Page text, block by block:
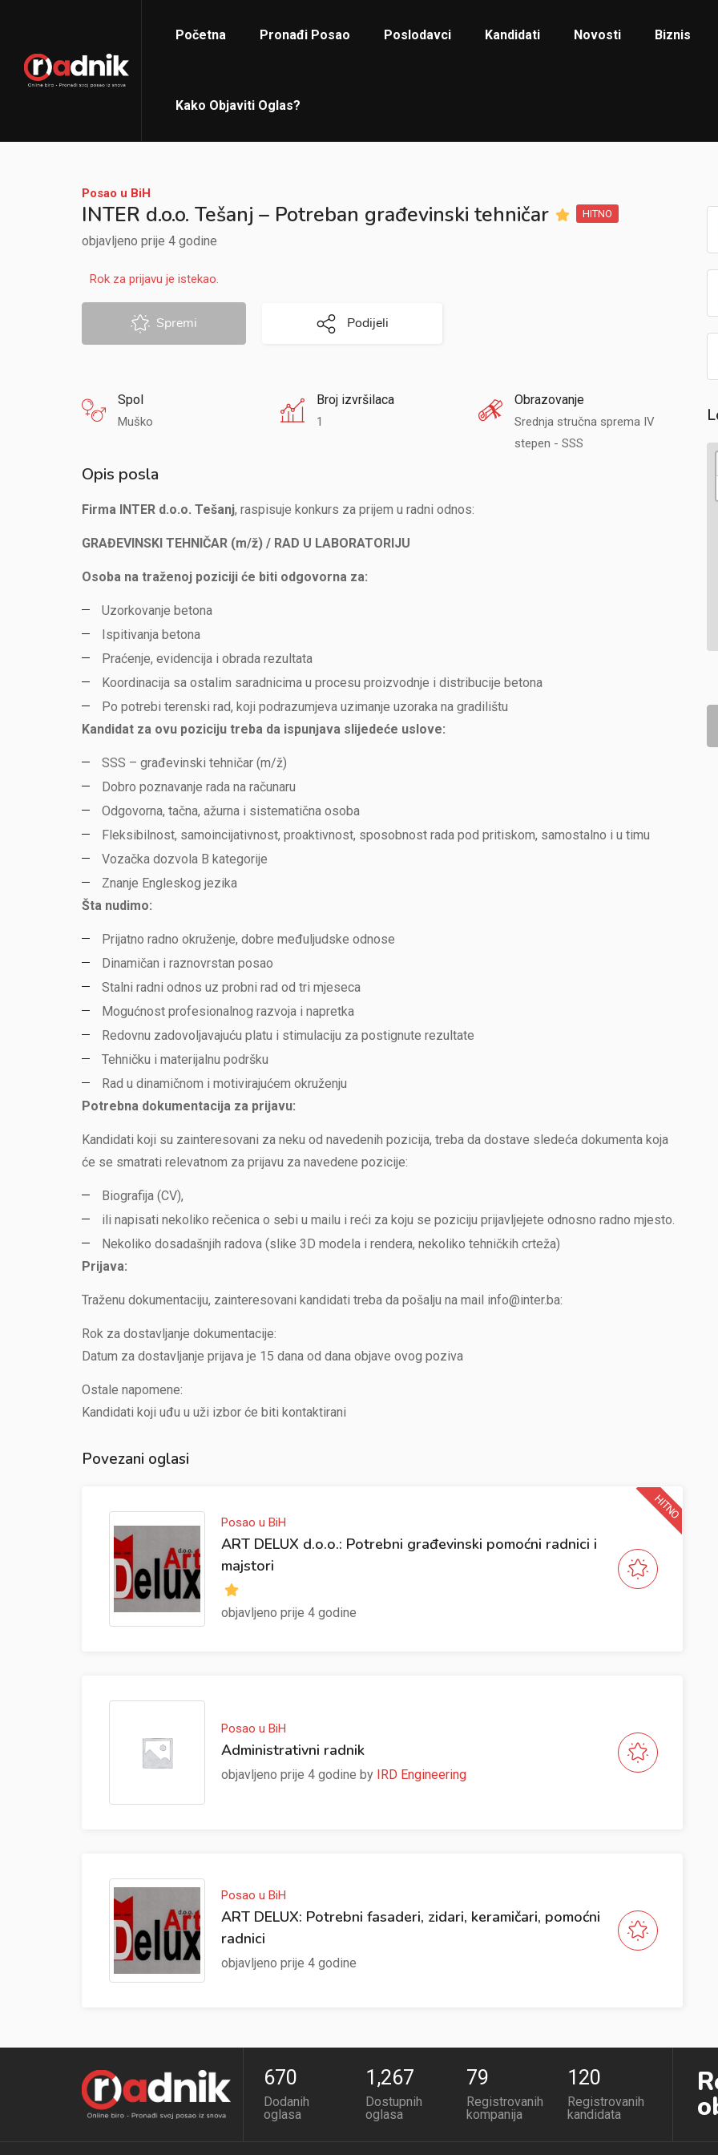
Početna Pronađi Posao Poslodavci Kandidati Novosti Biznis
Kako Objaviti Oglas?
Posao u BiH
INTER d.o.o. Tešanj – Potreban građevinski tehničar HITNO
objavljeno prije 4 godine
Rok za prijavu je istekao.
Spremi Podijeli
Spol
Muško
Broj izvršilaca
1
Obrazovanje
Srednja stručna sprema IV
stepen - SSS
Opis posla
Firma INTER d.o.o. Tešanj, raspisuje konkurs za prijem u radni odnos:
GRAĐEVINSKI TEHNIČAR (m/ž) / RAD U LABORATORIJU
Osoba na traženoj poziciji će biti odgovorna za:
Uzorkovanje betona
Ispitivanja betona
Praćenje, evidencija i obrada rezultata
Koordinacija sa ostalim saradnicima u procesu proizvodnje i distribucije betona
Po potrebi terenski rad, koji podrazumjeva uzimanje uzoraka na gradilištu
Kandidat za ovu poziciju treba da ispunjava slijedeće uslove:
SSS – građevinski tehničar (m/ž)
Dobro poznavanje rada na računaru
Odgovorna, tačna, ažurna i sistematična osoba
Fleksibilnost, samoincijativnost, proaktivnost, sposobnost rada pod pritiskom, samostalno i u timu
Vozačka dozvola B kategorije
Znanje Engleskog jezika
Šta nudimo:
Prijatno radno okruženje, dobre međuljudske odnose
Dinamičan i raznovrstan posao
Stalni radni odnos uz probni rad od tri mjeseca
Mogućnost profesionalnog razvoja i napretka
Redovnu zadovoljavajuću platu i stimulaciju za postignute rezultate
Tehničku i materijalnu podršku
Rad u dinamičnom i motivirajućem okruženju
Potrebna dokumentacija za prijavu:
Kandidati koji su zainteresovani za neku od navedenih pozicija, treba da dostave sledeća dokumenta koja
će se smatrati relevatnom za prijavu za navedene pozicije:
Biografija (CV),
ili napisati nekoliko rečenica o sebi u mailu i reći za koju se poziciju prijavljejete odnosno radno mjesto.
Nekoliko dosadašnjih radova (slike 3D modela i rendera, nekoliko tehničkih crteža)
Prijava:
Traženu dokumentaciju, zainteresovani kandidati treba da pošalju na mail info@inter.ba:
Rok za dostavljanje dokumentacije:
Datum za dostavljanje prijava je 15 dana od dana objave ovog poziva
Ostale napomene:
Kandidati koji uđu u uži izbor će biti kontaktirani
Povezani oglasi
Posao u BiH
ART DELUX d.o.o.: Potrebni građevinski pomoćni radnici i
majstori
objavljeno prije 4 godine
HITNO
Posao u BiH
Administrativni radnik
objavljeno prije 4 godine by IRD Engineering
Posao u BiH
ART DELUX: Potrebni fasaderi, zidari, keramičari, pomoćni
radnici
objavljeno prije 4 godine
670
Dodanih
oglasa
1,267
Dostupnih
oglasa
79
Registrovanih
kompanija
120
Registrovanih
kandidata